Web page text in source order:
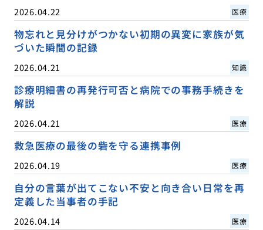
2026.04.22 医療
物忘れと見分けがつかない初期の異変に家族が気
づいた瞬間の記録
2026.04.21 知識
診療明細書の再発行可否と病院での事務手続きを
解説
2026.04.21 医療
救急医療の最後の砦を守る連携事例
2026.04.19 医療
自分の言葉が出てこない不安と向き合い日常を再
定義した当事者の手記
2026.04.14 医療